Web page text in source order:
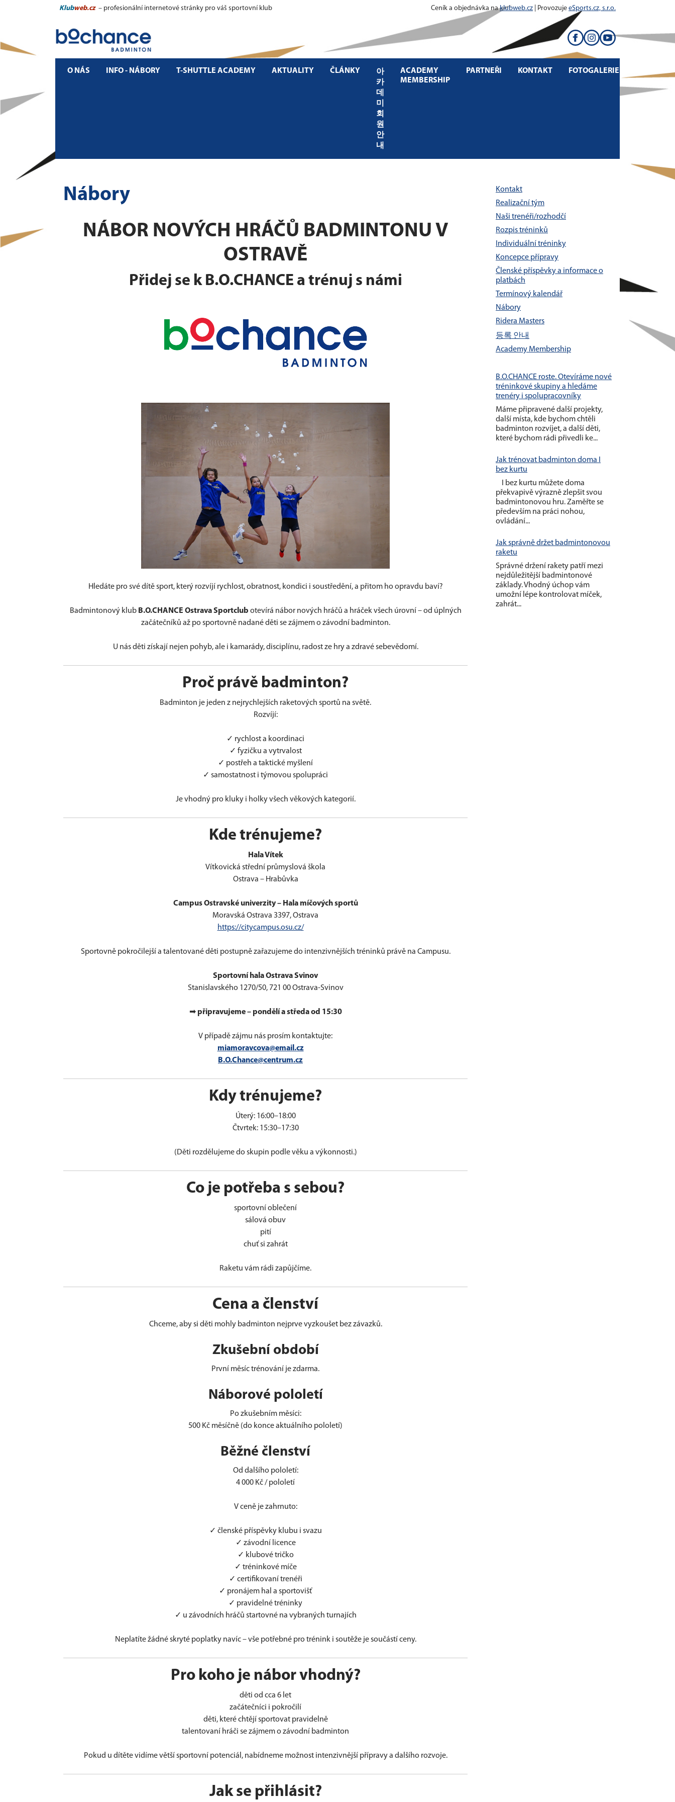
Klubweb.cz – profesionální internetové stránky pro váš sportovní klub Ceník a objednávka naklubweb.cz | Provozuje eSports.cz, s.r.o.
O NÁS INFO - NÁBORY T-SHUTTLE ACADEMY AKTUALITY ČLÁNKY
아
카
데
미
회
원
안
내
ACADEMY
MEMBERSHIP
PARTNEŘI KONTAKT FOTOGALERIE
Nábory
NÁBOR NOVÝCH HRÁČŮ BADMINTONU V
OSTRAVĚ
Přidej se k B.O.CHANCE a trénuj s námi
Hledáte pro své dítě sport, který rozvíjí rychlost, obratnost, kondici i soustředění, a přitom ho opravdu baví?
Badmintonový klub B.O.CHANCE Ostrava Sportclub otevírá nábor nových hráčů a hráček všech úrovní – od úplných
začátečníků až po sportovně nadané děti se zájmem o závodní badminton.
U nás děti získají nejen pohyb, ale i kamarády, disciplínu, radost ze hry a zdravé sebevědomí.
Proč právě badminton?
Badminton je jeden z nejrychlejších raketových sportů na světě.
Rozvíjí:
✓ rychlost a koordinaci
✓ fyzičku a vytrvalost
✓ postřeh a taktické myšlení
✓ samostatnost i týmovou spolupráci
Je vhodný pro kluky i holky všech věkových kategorií.
Kde trénujeme?
Hala Vítek
Vítkovická střední průmyslová škola
Ostrava – Hrabůvka
Campus Ostravské univerzity – Hala míčových sportů
Moravská Ostrava 3397, Ostrava
https://citycampus.osu.cz/
Sportovně pokročilejší a talentované děti postupně zařazujeme do intenzivnějších tréninků právě na Campusu.
Sportovní hala Ostrava Svinov
Stanislavského 1270/50, 721 00 Ostrava-Svinov
➡ připravujeme – pondělí a středa od 15:30
V případě zájmu nás prosím kontaktujte:
miamoravcova@email.cz
B.O.Chance@centrum.cz
Kdy trénujeme?
Úterý: 16:00–18:00
Čtvrtek: 15:30–17:30
(Děti rozdělujeme do skupin podle věku a výkonnosti.)
Co je potřeba s sebou?
sportovní oblečení
sálová obuv
pití
chuť si zahrát
Raketu vám rádi zapůjčíme.
Cena a členství
Chceme, aby si děti mohly badminton nejprve vyzkoušet bez závazků.
Zkušební období
První měsíc trénování je zdarma.
Náborové pololetí
Po zkušebním měsíci:
500 Kč měsíčně (do konce aktuálního pololetí)
Běžné členství
Od dalšího pololetí:
4 000 Kč / pololetí
V ceně je zahrnuto:
✓ členské příspěvky klubu i svazu
✓ závodní licence
✓ klubové tričko
✓ tréninkové míče
✓ certifikovaní trenéři
✓ pronájem hal a sportovišť
✓ pravidelné tréninky
✓ u závodních hráčů startovné na vybraných turnajích
Neplatíte žádné skryté poplatky navíc – vše potřebné pro trénink i soutěže je součástí ceny.
Pro koho je nábor vhodný?
děti od cca 6 let
začátečníci i pokročilí
děti, které chtějí sportovat pravidelně
talentovaní hráči se zájmem o závodní badminton
Pokud u dítěte vidíme větší sportovní potenciál, nabídneme možnost intenzivnější přípravy a dalšího rozvoje.
Jak se přihlásit?
Kontakt
Realizační tým
Naši trenéři/rozhodčí
Rozpis tréninků
Individuální tréninky
Koncepce přípravy
Členské příspěvky a informace o
platbách
Termínový kalendář
Nábory
Ridera Masters
등록 안내
Academy Membership
B.O.CHANCE roste. Otevíráme nové
tréninkové skupiny a hledáme
trenéry i spolupracovníky
Máme připravené další projekty,
další místa, kde bychom chtěli
badminton rozvíjet, a další děti,
které bychom rádi přivedli ke...
Jak trénovat badminton doma I
bez kurtu
I bez kurtu můžete doma
překvapivě výrazně zlepšit svou
badmintonovou hru. Zaměřte se
především na práci nohou,
ovládání...
Jak správně držet badmintonovou
raketu
Správné držení rakety patří mezi
nejdůležitější badmintonové
základy. Vhodný úchop vám
umožní lépe kontrolovat míček,
zahrát...